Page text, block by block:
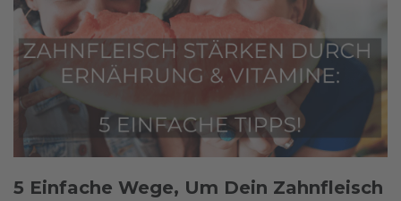
5 Einfache Wege, Um Dein Zahnfleisch